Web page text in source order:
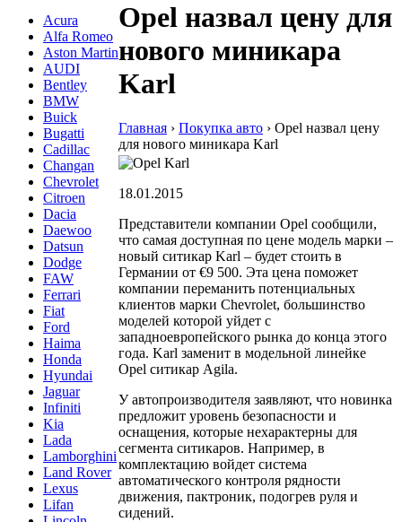
Acura
Alfa Romeo
Aston Martin
AUDI
Bentley
BMW
Buick
Bugatti
Cadillac
Changan
Chevrolet
Citroen
Dacia
Daewoo
Datsun
Dodge
FAW
Ferrari
Fiat
Ford
Haima
Honda
Hyundai
Jaguar
Infiniti
Kia
Lada
Lamborghini
Land Rover
Lexus
Lifan
Opel назвал цену для
нового миникара
Karl
Главная › Покупка авто › Opel назвал цену
для нового миникара Karl
18.01.2015
Представители компании Opel сообщили,
что самая доступная по цене модель марки –
новый ситикар Karl – будет стоить в
Германии от €9 500. Эта цена поможет
компании переманить потенциальных
клиентов марки Chevrolet, большинство
моделей которой уйдет с
западноевропейского рынка до конца этого
года. Karl заменит в модельной линейке
Opel ситикар Agila.
У автопроизводителя заявляют, что новинка
предложит уровень безопасности и
оснащения, которые нехарактерны для
сегмента ситикаров. Например, в
комплектацию войдет система
автоматического контроля рядности
движения, пактроник, подогрев руля и
сидений.